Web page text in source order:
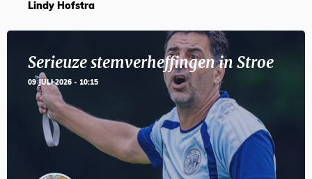
Lindy Hofstra
Serieuze stemverheffingen in Stroe
09 JULI 2026 - 10:15